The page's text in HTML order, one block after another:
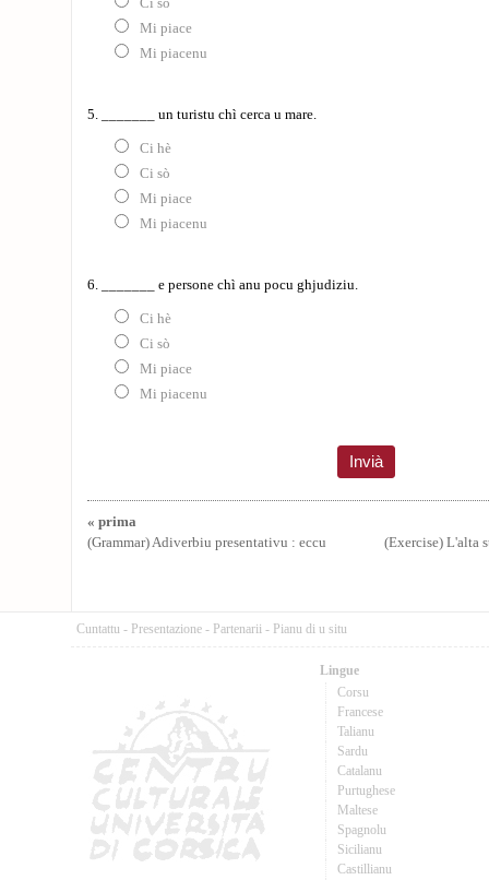
Ci sò
Mi piace
Mi piacenu
5. _______ un turistu chì cerca u mare.
Ci hè
Ci sò
Mi piace
Mi piacenu
6. _______ e persone chì anu pocu ghjudiziu.
Ci hè
Ci sò
Mi piace
Mi piacenu
« prima
(Grammar) Adiverbiu presentativu : eccu
(Exercise) L'alta
Cuntattu - Presentazione - Partenarii - Pianu di u situ
Lingue
Corsu
Francese
Talianu
Sardu
Catalanu
Purtughese
Maltese
Spagnolu
Sicilianu
Castillianu